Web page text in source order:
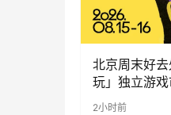
北京周末好
玩」独立游戏
2小时前